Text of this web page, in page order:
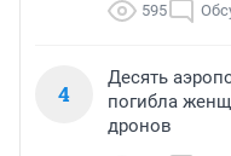
595
4
Десять
погибла
дронов